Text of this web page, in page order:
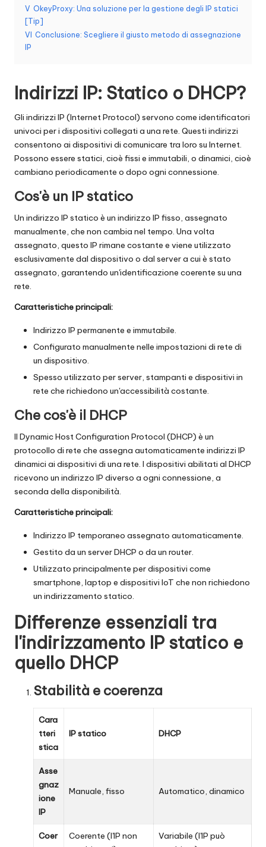
a
t
a
]
-
O
k
e
y
P
r
o
y
V OkeyProxy: Una soluzione per la gestione degli IP statici
[Tip]
VI Conclusione: Scegliere il giusto metodo di assegnazione
IP
Indirizzi IP: Statico o DHCP?
Gli indirizzi IP (Internet Protocol) servono come identificatori
univoci per i dispositivi collegati a una rete. Questi indirizzi
consentono ai dispositivi di comunicare tra loro su Internet.
Possono essere statici, cioè fissi e immutabili, o dinamici, cioè
cambiano periodicamente o dopo ogni connessione.
Cos'è un IP statico
Un indirizzo IP statico è un indirizzo IP fisso, assegnato
manualmente, che non cambia nel tempo. Una volta
assegnato, questo IP rimane costante e viene utilizzato
esclusivamente dal dispositivo o dal server a cui è stato
assegnato, garantendo un'identificazione coerente su una
rete.
Caratteristiche principali:
Indirizzo IP permanente e immutabile.
Configurato manualmente nelle impostazioni di rete di
un dispositivo.
Spesso utilizzato per server, stampanti e dispositivi in
rete che richiedono un'accessibilità costante.
Che cos'è il DHCP
Il Dynamic Host Configuration Protocol (DHCP) è un
protocollo di rete che assegna automaticamente indirizzi IP
dinamici ai dispositivi di una rete. I dispositivi abilitati al DHCP
ricevono un indirizzo IP diverso a ogni connessione, a
seconda della disponibilità.
Caratteristiche principali:
Indirizzo IP temporaneo assegnato automaticamente.
Gestito da un server DHCP o da un router.
Utilizzato principalmente per dispositivi come
smartphone, laptop e dispositivi IoT che non richiedono
un indirizzamento statico.
Differenze essenziali tra
l'indirizzamento IP statico e
quello DHCP
Stabilità e coerenza
Cara
tteri
stica
IP statico DHCP
Asse
gnaz
ione
IP
Manuale, fisso Automatico, dinamico
Coer
Coerente (l'IP non
Variabile (l'IP può